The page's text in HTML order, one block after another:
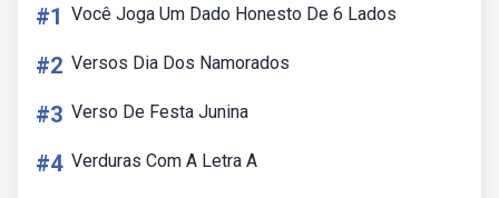
#1 Você Joga Um Dado Honesto De 6 Lados
#2 Versos Dia Dos Namorados
#3 Verso De Festa Junina
#4 Verduras Com A Letra A